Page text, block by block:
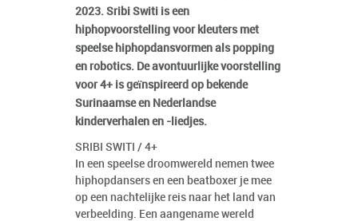
2023. Sribi Switi is een
hiphopvoorstelling voor kleuters met
speelse hiphopdansvormen als popping
en robotics. De avontuurlijke voorstelling
voor 4+ is geïnspireerd op bekende
Surinaamse en Nederlandse
kinderverhalen en -liedjes.
SRIBI SWITI / 4+
In een speelse droomwereld nemen twee
hiphopdansers en een beatboxer je mee
op een nachtelijke reis naar het land van
verbeelding. Een aangename wereld